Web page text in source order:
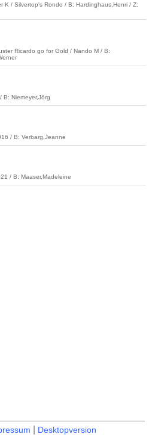
K / Silvertop's Rondo / B: Hardinghaus,Henri / Z:
Ricardo go for Gold / Nando M / B:
B: Niemeyer,Jörg
/ B: Verbarg,Jeanne
/ B: Maaser,Madeleine
Desktopversion